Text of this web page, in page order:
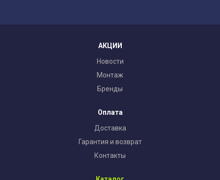
АКЦИИ
Новости
Монтаж
Бренды
Оплата
Доставка
Гарантия и возврат
Контакты